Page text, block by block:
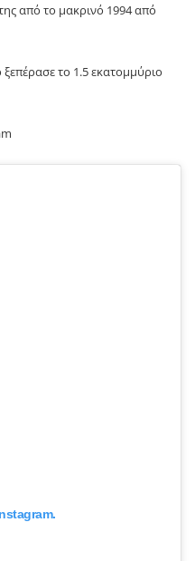
από το μακρινό 1994 από
το 1.5 εκατομμύριο